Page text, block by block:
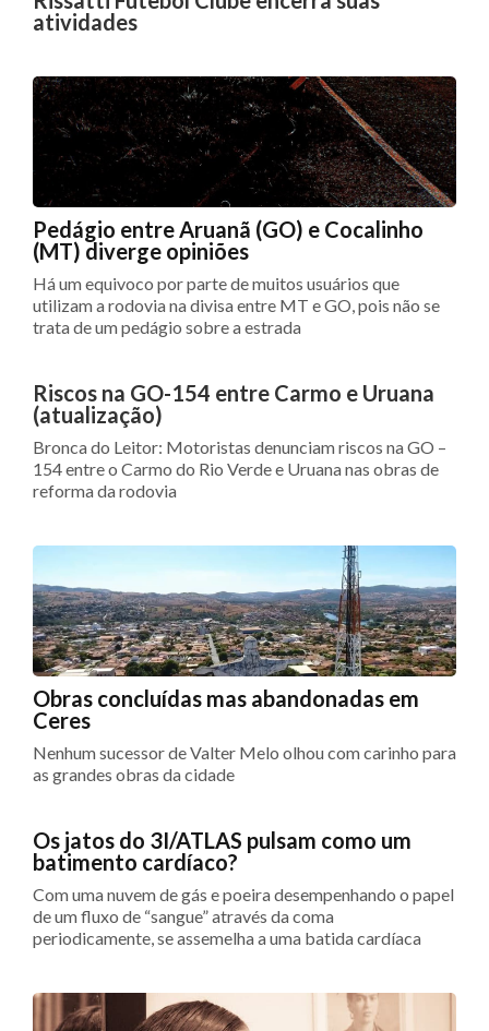
atividades
Pedágio entre Aruanã (GO) e Cocalinho
(MT) diverge opiniões
Há um equivoco por parte de muitos usuários que
utilizam a rodovia na divisa entre MT e GO, pois não se
trata de um pedágio sobre a estrada
Riscos na GO-154 entre Carmo e Uruana
(atualização)
Bronca do Leitor: Motoristas denunciam riscos na GO –
154 entre o Carmo do Rio Verde e Uruana nas obras de
reforma da rodovia
Obras concluídas mas abandonadas em
Ceres
Nenhum sucessor de Valter Melo olhou com carinho para
as grandes obras da cidade
Os jatos do 3I/ATLAS pulsam como um
batimento cardíaco?
Com uma nuvem de gás e poeira desempenhando o papel
de um fluxo de “sangue” através da coma
periodicamente, se assemelha a uma batida cardíaca